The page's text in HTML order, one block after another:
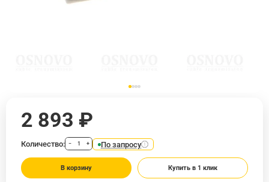
2 893 ₽
Количество: − + По запросу
В корзину Купить в 1 клик